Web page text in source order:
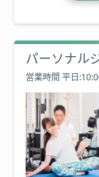
パーソナル
営業時間 平日